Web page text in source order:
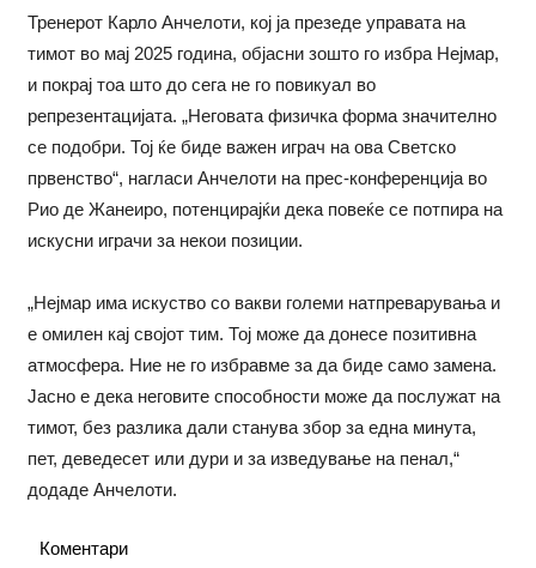
Тренерот Карло Анчелоти, кој ја презеде управата на
тимот во мај 2025 година, објасни зошто го избра Нејмар,
и покрај тоа што до сега не го повикуал во
репрезентацијата. „Неговата физичка форма значително
се подобри. Тој ќе биде важен играч на ова Светско
првенство“, нагласи Анчелоти на прес-конференција во
Рио де Жанеиро, потенцирајќи дека повеќе се потпира на
искусни играчи за некои позиции.
„Нејмар има искуство со вакви големи натпреварувања и
е омилен кај својот тим. Тој може да донесе позитивна
атмосфера. Ние не го избравме за да биде само замена.
Јасно е дека неговите способности може да послужат на
тимот, без разлика дали станува збор за една минута,
пет, деведесет или дури и за изведување на пенал,“
додаде Анчелоти.
Коментари